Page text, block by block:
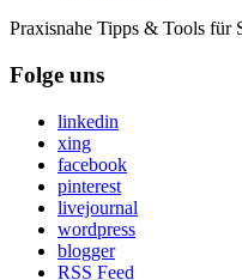
Praxisnahe Tipps & Tools für
Folge uns
linkedin
xing
facebook
pinterest
livejournal
wordpress
blogger
RSS Feed